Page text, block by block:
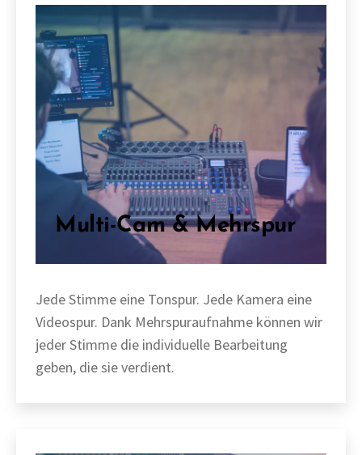
Multi-Cam & Mehrspur
Jede Stimme eine Tonspur. Jede Kamera eine
Videospur. Dank Mehrspuraufnahme können wir
jeder Stimme die individuelle Bearbeitung
geben, die sie verdient.